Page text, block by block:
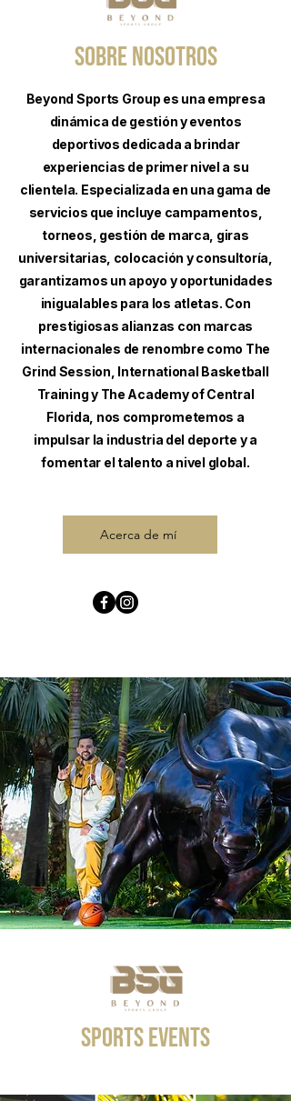
Sobre nosotros
Beyond Sports Group es una empresa
dinámica de gestión y eventos
deportivos dedicada a brindar
experiencias de primer nivel a su
clientela. Especializada en una gama de
servicios que incluye campamentos,
torneos, gestión de marca, giras
universitarias, colocación y consultoría,
garantizamos un apoyo y oportunidades
inigualables para los atletas. Con
prestigiosas alianzas con marcas
internacionales de renombre como The
Grind Session, International Basketball
Training y The Academy of Central
Florida, nos comprometemos a
impulsar la industria del deporte y a
fomentar el talento a nivel global.
Acerca de mí
Sports Events